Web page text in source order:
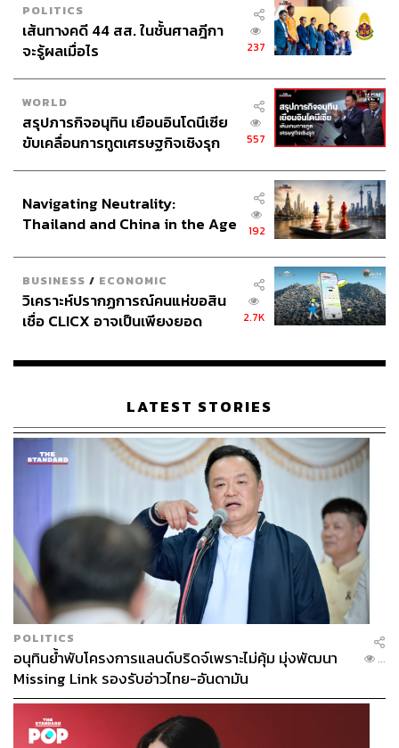
POLITICS
เส้นทางคดี 44 สส. ในชั้นศาลฎีกา
จะรู้ผลเมื่อไร
237
WORLD
สรุปภารกิจอนุทิน เยือนอินโดนีเซีย
ขับเคลื่อนการทูตเศรษฐกิจเชิงรุก
557
Navigating Neutrality:
Thailand and China in the Age
192
BUSINESS / ECONOMIC
วิเคราะห์ปรากฏการณ์คนแห่ขอสิน
เชื่อ CLICX อาจเป็นเพียงยอด
เรือนไทยที่ถูกซุกไว้
2.7K
LATEST STORIES
POLITICS
อนุทินย้ำพับโครงการแลนด์บริดจ์เพราะไม่คุ้ม มุ่งพัฒนา
Missing Link รองรับอ่าวไทย-อันดามัน
...